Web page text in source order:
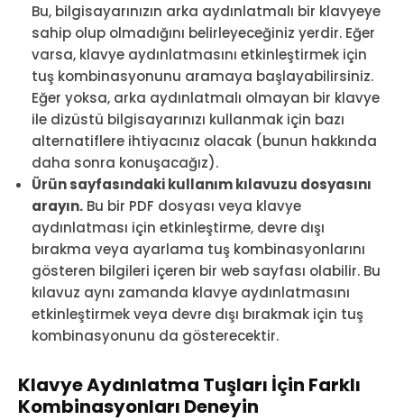
Bu, bilgisayarınızın arka aydınlatmalı bir klavyeye
sahip olup olmadığını belirleyeceğiniz yerdir. Eğer
varsa, klavye aydınlatmasını etkinleştirmek için
tuş kombinasyonunu aramaya başlayabilirsiniz.
Eğer yoksa, arka aydınlatmalı olmayan bir klavye
ile dizüstü bilgisayarınızı kullanmak için bazı
alternatiflere ihtiyacınız olacak (bunun hakkında
daha sonra konuşacağız).
Ürün sayfasındaki kullanım kılavuzu dosyasını
arayın. Bu bir PDF dosyası veya klavye
aydınlatması için etkinleştirme, devre dışı
bırakma veya ayarlama tuş kombinasyonlarını
gösteren bilgileri içeren bir web sayfası olabilir. Bu
kılavuz aynı zamanda klavye aydınlatmasını
etkinleştirmek veya devre dışı bırakmak için tuş
kombinasyonunu da gösterecektir.
Klavye Aydınlatma Tuşları İçin Farklı
Kombinasyonları Deneyin